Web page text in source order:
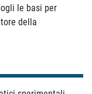
le basi per
della